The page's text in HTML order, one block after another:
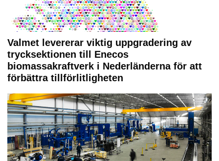
Valmet levererar viktig uppgradering av
trycksektionen till Enecos
biomassakraftverk i Nederländerna för att
förbättra tillförlitligheten